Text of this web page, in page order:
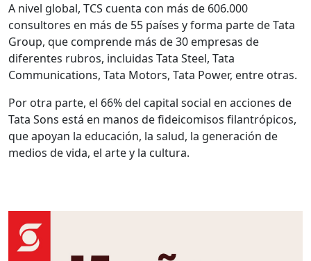
A nivel global, TCS cuenta con más de 606.000
consultores en más de 55 países y forma parte de Tata
Group, que comprende más de 30 empresas de
diferentes rubros, incluidas Tata Steel, Tata
Communications, Tata Motors, Tata Power, entre otras.
Por otra parte, el 66% del capital social en acciones de
Tata Sons está en manos de fideicomisos filantrópicos,
que apoyan la educación, la salud, la generación de
medios de vida, el arte y la cultura.